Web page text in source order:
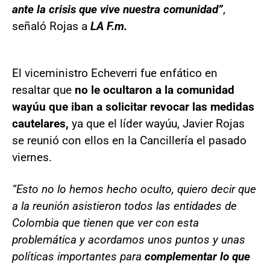
ante la crisis que vive nuestra comunidad”,
señaló Rojas a LA F.m.
El viceministro Echeverri fue enfático en
resaltar que no le ocultaron a la comunidad
wayúu que iban a solicitar revocar las medidas
cautelares, ya que el líder wayúu, Javier Rojas
se reunió con ellos en la Cancillería el pasado
viernes.
“Esto no lo hemos hecho oculto, quiero decir que
a la reunión asistieron todos las entidades de
Colombia que tienen que ver con esta
problemática y acordamos unos puntos y unas
políticas importantes para complementar lo que